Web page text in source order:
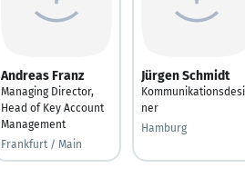
Andreas Franz
Managing Director,
Head of Key Account
Management
Frankfurt / Main
Jürgen Schmidt
ner
Hamburg